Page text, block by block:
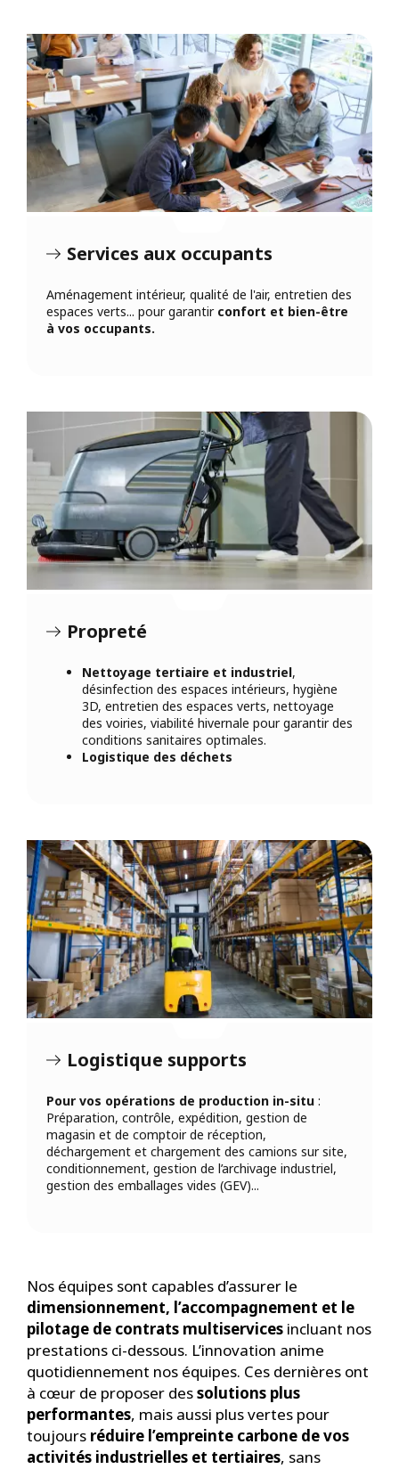
Services aux occupants
Aménagement intérieur, qualité de l'air, entretien des
espaces verts... pour garantir confort et bien-être
à vos occupants.
Propreté
Nettoyage tertiaire et industriel,
désinfection des espaces intérieurs, hygiène
3D, entretien des espaces verts, nettoyage
des voiries, viabilité hivernale pour garantir des
conditions sanitaires optimales.
Logistique des déchets
Logistique supports
Pour vos opérations de production in-situ :
Préparation, contrôle, expédition, gestion de
magasin et de comptoir de réception,
déchargement et chargement des camions sur site,
conditionnement, gestion de l’archivage industriel,
gestion des emballages vides (GEV)...
Nos équipes sont capables d’assurer le
dimensionnement, l’accompagnement et le
pilotage de contrats multiservices incluant nos
prestations ci-dessous. L’innovation anime
quotidiennement nos équipes. Ces dernières ont
à cœur de proposer dessolutions plus
performantes, mais aussi plus vertes pour
toujours réduire l’empreinte carbone de vos
activités industrielles et tertiaires, sans